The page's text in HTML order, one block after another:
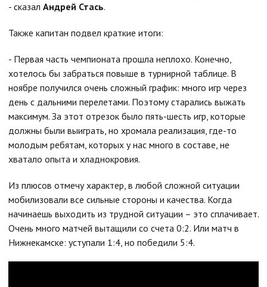
- сказал Андрей Стась.
Также капитан подвел краткие итоги:
- Первая часть чемпионата прошла неплохо. Конечно,
хотелось бы забраться повыше в турнирной таблице. В
ноябре получился очень сложный график: много игр через
день с дальними перелетами. Поэтому старались выжать
максимум. За этот отрезок было пять-шесть игр, которые
должны были выиграть, но хромала реализация, где-то
молодым ребятам, которых у нас много в составе, не
хватало опыта и хладнокровия.
Из плюсов отмечу характер, в любой сложной ситуации
мобилизовали все сильные стороны и качества. Когда
начинаешь выходить из трудной ситуации – это сплачивает.
Очень много матчей вытащили со счета 0:2. Или матч в
Нижнекамске: уступали 1:4, но победили 5:4.